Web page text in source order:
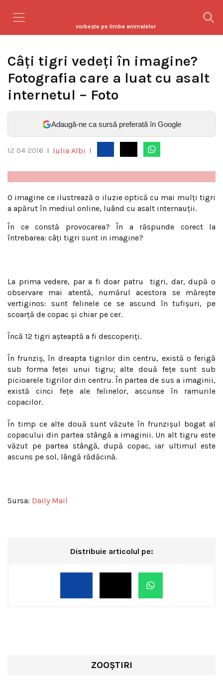
vorbeşte pe limba animalelor
Câți tigri vedeți în imagine?
Fotografia care a luat cu asalt
internetul – Foto
Adaugă-ne ca sursă preferată în Google
12 04 2016 Iulia Albi
O imagine ce ilustrează o iluzie optică cu mai mulţi tigri
a apărut în mediul online, luând cu asalt internauții.
În ce constă provocarea? În a răspunde corect la
întrebarea: câți tigri sunt in imagine?
La prima vedere, par a fi doar patru tigri, dar, după o
observare mai atentă, numărul acestora se mărește
vertiginos: sunt felinele ce se ascund în tufişuri, pe
scoarţă de copac şi chiar pe cer.
Încă 12 tigri aşteaptă a fi descoperiţi.
În frunziş, în dreapta tigrilor din centru, există o ferigă
sub forma feţei unui tigru; alte două feţe sunt sub
picioarele tigrilor din centru. În partea de sus a imaginii,
există cinci feţe ale felinelor, ascunse în ramurile
copacilor.
În timp ce alte două sunt văzute în frunzişul bogat al
copacului din partea stângă a imaginii. Un alt tigru este
văzut pe partea stângă, după copac, iar ultimul este
ascuns pe sol, lângă rădăcină.
Sursa: Daily Mail
Distribuie articolul pe:
ZOOȘTIRI